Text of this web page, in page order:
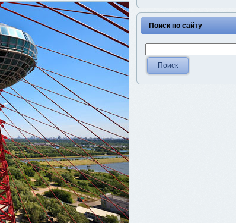
Поиск по сайту